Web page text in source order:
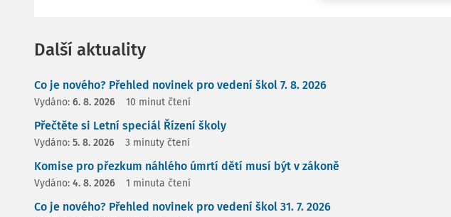
Další aktuality
Co je nového? Přehled novinek pro vedení škol 7. 8. 2026
Vydáno: 6. 8. 2026 10 minut čtení
Přečtěte si Letní speciál Řízení školy
Vydáno: 5. 8. 2026 3 minuty čtení
Komise pro přezkum náhlého úmrtí dětí musí být v zákoně
Vydáno: 4. 8. 2026 1 minuta čtení
Co je nového? Přehled novinek pro vedení škol 31. 7. 2026